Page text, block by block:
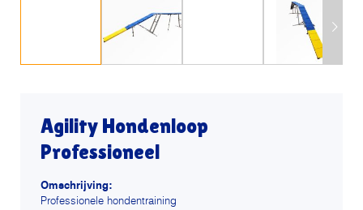
Agility Hondenloop
Professioneel
Omschrijving:
Professionele hondentraining